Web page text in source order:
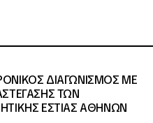
ΔΙΑΓΩΝΙΣΜΟΣ ΜΕ
ΤΩΝ
ΕΣΤΙΑΣ ΑΘΗΝΩΝ